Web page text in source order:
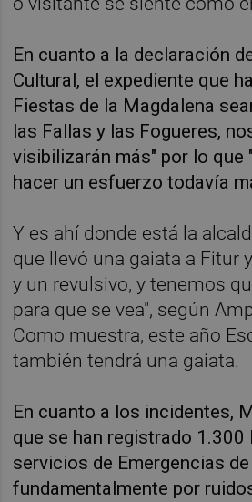
En cuanto a la declaración
Cultural, el expediente que
Fiestas de la Magdalena
las Fallas y las Fogueres,
visibilizarán más" por lo que
hacer un esfuerzo todavía
Y es ahí donde está la
que llevó una gaiata a Fitur
y un revulsivo, y tenemos
para que se vea", según
Como muestra, este año
también tendrá una gaiata.
En cuanto a los incidentes,
que se han registrado 1.300
servicios de Emergencias
fundamentalmente por